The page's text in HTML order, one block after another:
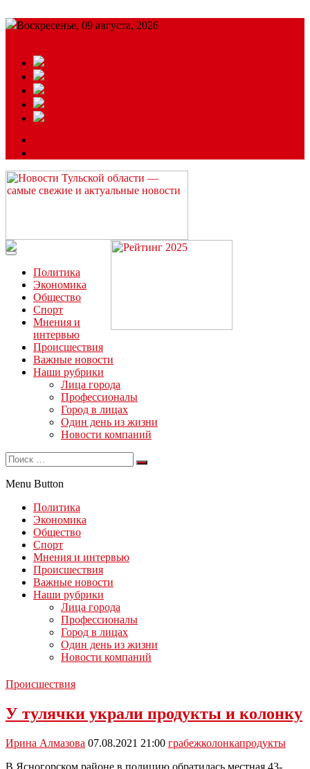
Воскресенье, 09 августа, 2026
Читайте последние новости дня в Тульской области на сайте
“ЗаНовомосковск”
Политика
Экономика
Общество
Спорт
Мнения и
интервью
Происшествия
Важные новости
Наши рубрики
Лица города
Профессионалы
Город в лицах
Один день из жизни
Новости компаний
Menu Button
Политика
Экономика
Общество
Спорт
Мнения и интервью
Происшествия
Важные новости
Наши рубрики
Лица города
Профессионалы
Город в лицах
Один день из жизни
Новости компаний
Происшествия
У тулячки украли продукты и колонку
Ирина Алмазова 07.08.2021 21:00 грабежколонкапродукты